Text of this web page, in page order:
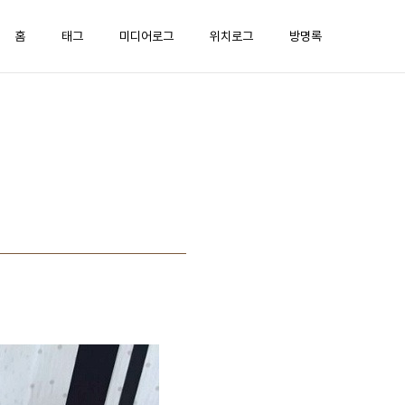
홈 태그 미디어로그 위치로그 방명록